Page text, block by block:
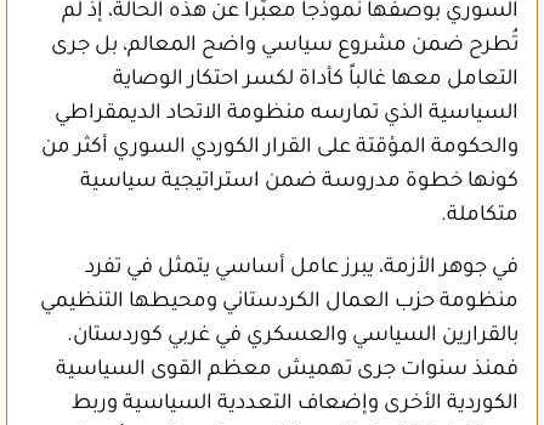
السوري بوصفها نموذجاً معبّراً عن هذه الحالة، إذ لم
تُطرح ضمن مشروع سياسي واضح المعالم، بل جرى
التعامل معها غالباً كأداة لكسر احتكار الوصاية
السياسية الذي تمارسه منظومة الاتحاد الديمقراطي
والحكومة المؤقتة على القرار الكوردي السوري أكثر من
كونها خطوة مدروسة ضمن استراتيجية سياسية
متكاملة.
في جوهر الأزمة، يبرز عامل أساسي يتمثل في تفرد
منظومة حزب العمال الكردستاني ومحيطها التنظيمي
بالقرارين السياسي والعسكري في غربي كوردستان.
فمنذ سنوات جرى تهميش معظم القوى السياسية
الكوردية الأخرى وإضعاف التعددية السياسية وربط